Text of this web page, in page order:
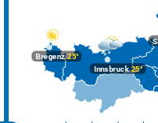
Bregenz25°
Innsbruck25°